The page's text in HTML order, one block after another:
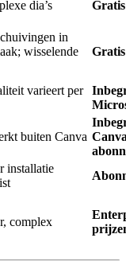
dia’s
in
wisselende
Gratis
varieert per
buiten Canva
installatie
complex